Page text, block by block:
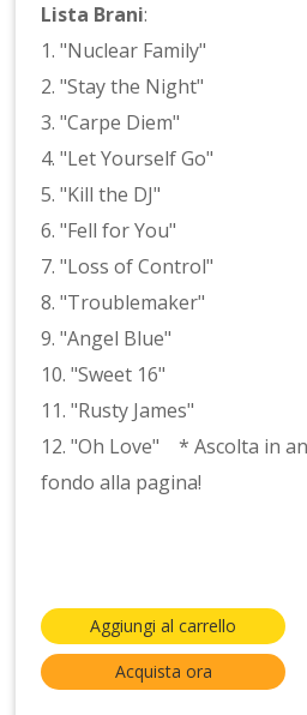
Lista Brani:
1. "Nuclear Family"
2. "Stay the Night"
3. "Carpe Diem"
4. "Let Yourself Go"
5. "Kill the DJ"
6. "Fell for You"
7. "Loss of Control"
8. "Troublemaker"
9. "Angel Blue"
10. "Sweet 16"
11. "Rusty James"
12. "Oh Love" * Ascolta in
fondo alla pagina!
Aggiungi al carrello
Acquista ora